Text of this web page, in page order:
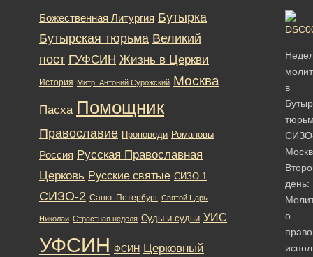
в
день:
о
Божественная Литургия Бутырка
Бутырская тюрьма Великий
пост ГУФСИН Жизнь в Церкви
История Митр. Антоний Сурожский Москва
Пасха Помощник
Православие Проповеди Романовы
Россия Русская Православная
Церковь Русские святые СИЗО-1
СИЗО-2 Санкт-Петербург Святой Царь
Николай Страстная неделя Суды и судьи УИС
УФСИН ФСИН Церковный